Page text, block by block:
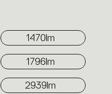
1470lm
1796lm
2939lm